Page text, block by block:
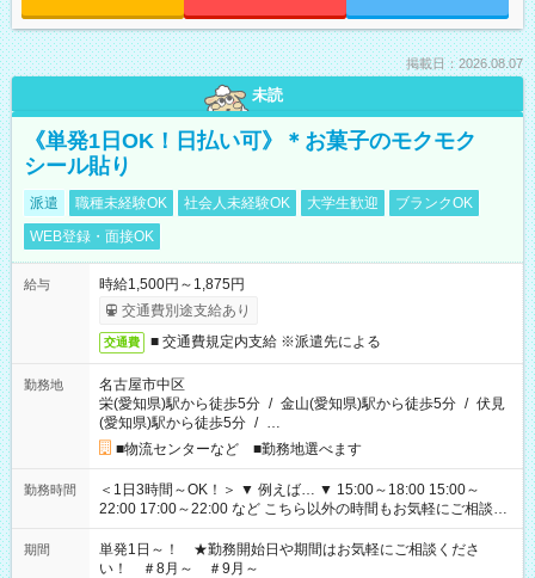
掲載日：2026.08.07
未読
《単発1日OK！日払い可》＊お菓子のモクモク
シール貼り
派遣 職種未経験OK 社会人未経験OK 大学生歓迎
ブランクOK
WEB登録・面接OK
給与
時給1,500円～1,875円
交通費別途支給あり
交通費 ■ 交通費規定内支給 ※派遣先による
勤務地
名古屋市中区
栄(愛知県)駅から徒歩5分 / 金山(愛知県)駅から徒歩5分 / 伏見
(愛知県)駅から徒歩5分 / …
■物流センターなど ■勤務地選べます
勤務時間
＜1日3時間～OK！＞ ▼ 例えば… ▼ 15:00～18:00 15:00～
22:00 17:00～22:00 など こちら以外の時間もお気軽にご相談く
ださい！
期間
単発1日～！ ★勤務開始日や期間はお気軽にご相談くださ
い！ ＃8月～ ＃9月～